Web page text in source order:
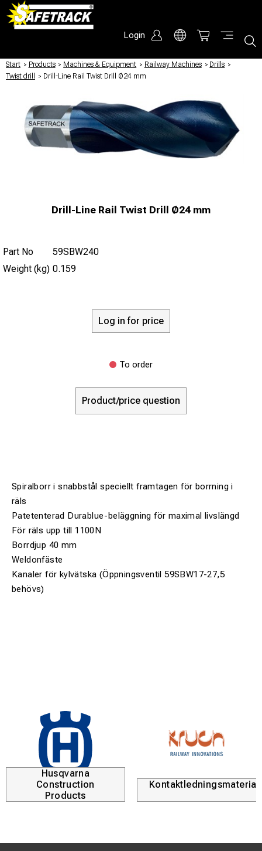
Login
Start / Products / Machines & Equipment / Railway Machines / Drills /
Twist drill
/ Drill-Line Rail Twist Drill Ø24 mm
Drill-Line Rail Twist Drill Ø24 mm
Part No
59SBW240
Weight (kg) 0.159
Log in for price
To order
Product/price question
Spiralborr i snabbstål speciellt framtagen för borrning i
räls
Patetenterad Durablue-beläggning för maximal livslängd
För räls upp till 1100N
Borrdjup 40 mm
Weldonfäste
Kanaler för kylvätska (Öppningsventil 59SBW17-27,5
behövs)
Husqvarna
Construction
Products
Kontaktledningsmaterial